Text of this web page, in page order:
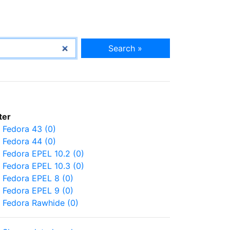
Search »
Fedora 43 (0)
Fedora 44 (0)
Fedora EPEL 10.2 (0)
Fedora EPEL 10.3 (0)
Fedora EPEL 8 (0)
Fedora EPEL 9 (0)
Fedora Rawhide (0)